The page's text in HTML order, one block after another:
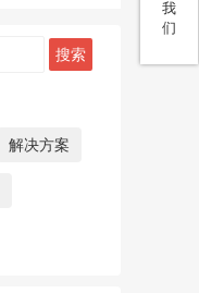
我
们
解决方案